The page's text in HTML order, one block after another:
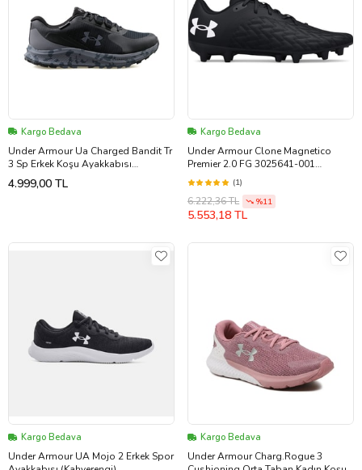
Kargo Bedava
Under Armour Ua Charged Bandit Tr
3 Sp Erkek Koşu Ayakkabısı
3028657-001 Siyah
4.999,00 TL
Kargo Bedava
Under Armour Clone Magnetico
Premier 2.0 FG 3025641-001
Krampon (Siyah)
(1)
6.222,36 TL %11
5.553,18 TL
Kargo Bedava
Under Armour UA Mojo 2 Erkek Spor
Kargo Bedava
Under Armour Charg.Rogue 3